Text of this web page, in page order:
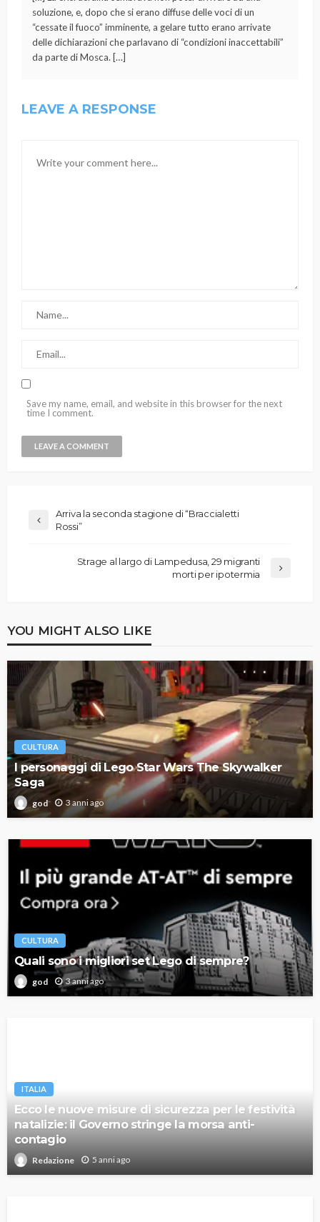
soluzione, e, dopo che si erano diffuse delle voci di un
“cessate il fuoco” imminente, a gelare tutto erano arrivate
delle dichiarazioni che parlavano di “condizioni inaccettabili”
da parte di Mosca. […]
LEAVE A RESPONSE
Save my name, email, and website in this browser for the next
time I comment.
Arriva la seconda stagione di “Braccialetti
Rossi”
Strage al largo di Lampedusa, 29 migranti
morti per ipotermia
YOU MIGHT ALSO LIKE
CULTURA
I personaggi di Lego Star Wars The Skywalker
Saga
god 3 anni ago
CULTURA
Quali sono i migliori set Lego di sempre?
god 3 anni ago
ITALIA
Ecco le nuove misure di sicurezza per le festività
natalizie: il Governo stringe la morsa anti-
contagio
Redazione 5 anni ago